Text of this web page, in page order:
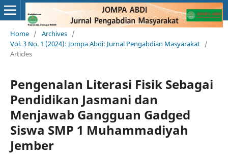
Home / Archives /
Vol. 3 No. 1 (2024): Jompa Abdi: Jurnal Pengabdian Masyarakat /
Articles
Pengenalan Literasi Fisik Sebagai
Pendidikan Jasmani dan
Menjawab Gangguan Gadged
Siswa SMP 1 Muhammadiyah
Jember